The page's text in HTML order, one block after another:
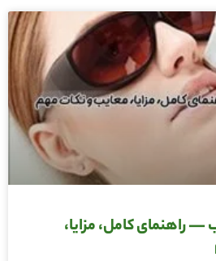
راهنمای کامل، مزایا،